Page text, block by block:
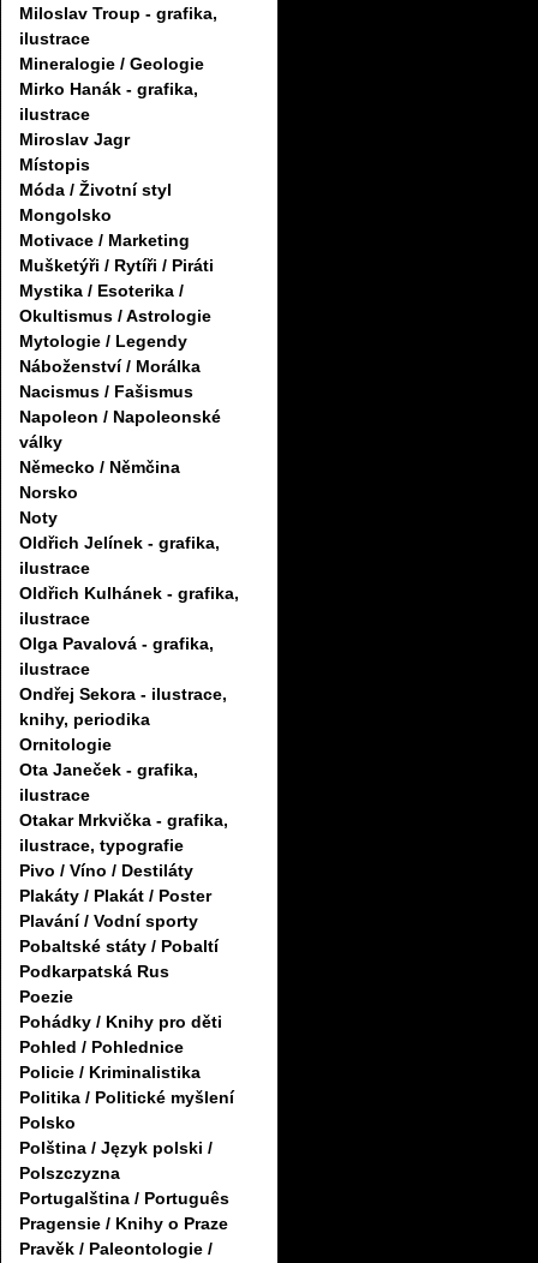
Miloslav Troup - grafika,
ilustrace
Mineralogie / Geologie
Mirko Hanák - grafika,
ilustrace
Miroslav Jagr
Místopis
Móda / Životní styl
Mongolsko
Motivace / Marketing
Mušketýři / Rytíři / Piráti
Mystika / Esoterika /
Okultismus / Astrologie
Mytologie / Legendy
Náboženství / Morálka
Nacismus / Fašismus
Napoleon / Napoleonské
války
Německo / Němčina
Norsko
Noty
Oldřich Jelínek - grafika,
ilustrace
Oldřich Kulhánek - grafika,
ilustrace
Olga Pavalová - grafika,
ilustrace
Ondřej Sekora - ilustrace,
knihy, periodika
Ornitologie
Ota Janeček - grafika,
ilustrace
Otakar Mrkvička - grafika,
ilustrace, typografie
Pivo / Víno / Destiláty
Plakáty / Plakát / Poster
Plavání / Vodní sporty
Pobaltské státy / Pobaltí
Podkarpatská Rus
Poezie
Pohádky / Knihy pro děti
Pohled / Pohlednice
Policie / Kriminalistika
Politika / Politické myšlení
Polsko
Polština / Język polski /
Polszczyzna
Portugalština / Português
Pragensie / Knihy o Praze
Pravěk / Paleontologie /